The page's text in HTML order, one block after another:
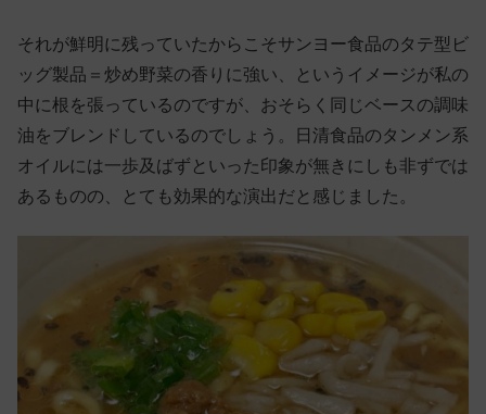
それが鮮明に残っていたからこそサンヨー食品のタテ型ビ
ッグ製品＝炒め野菜の香りに強い、というイメージが私の
中に根を張っているのですが、おそらく同じベースの調味
油をブレンドしているのでしょう。日清食品のタンメン系
オイルには一歩及ばずといった印象が無きにしも非ずでは
あるものの、とても効果的な演出だと感じました。